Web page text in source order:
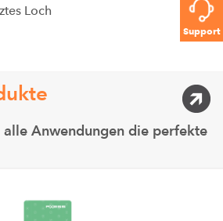
Support
Loch
Anwendungen die perfekte